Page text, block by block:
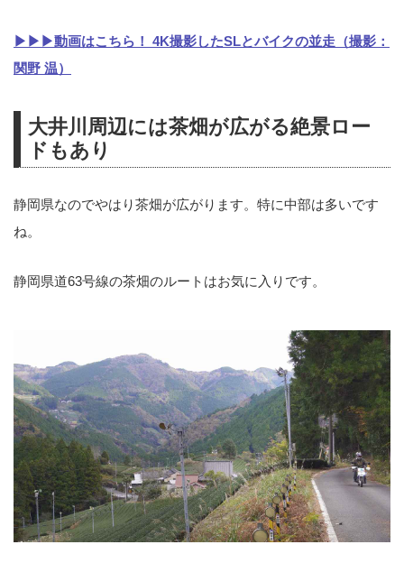
▶▶▶動画はこちら！ 4K撮影したSLとバイクの並走（撮影：
関野 温）
大井川周辺には茶畑が広がる絶景ロー
ドもあり
静岡県なのでやはり茶畑が広がります。特に中部は多いです
ね。
静岡県道63号線の茶畑のルートはお気に入りです。